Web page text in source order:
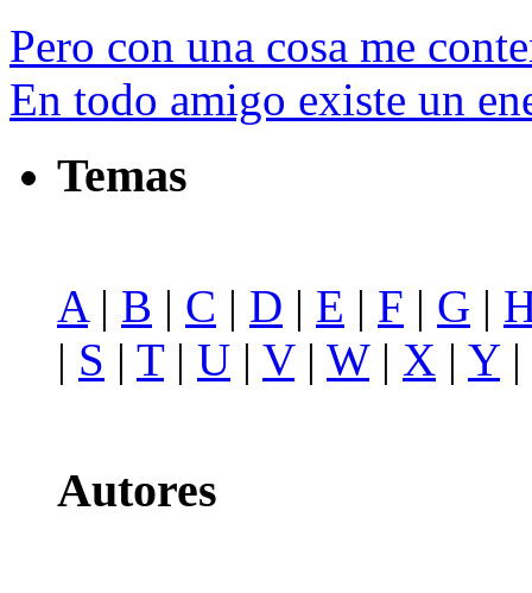
Pero con una cosa me
En todo amigo existe un
Temas
A| B | C | D | E | F | G |
| S | T| U | V| W| X | Y|
Autores